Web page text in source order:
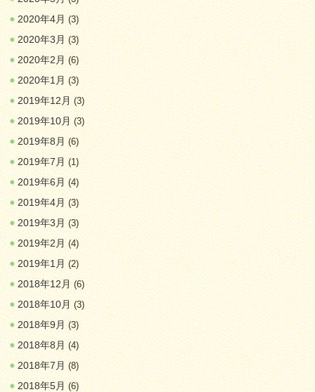
2020年4月(3)
2020年3月(3)
2020年2月(6)
2020年1月(3)
2019年12月(3)
2019年10月(3)
2019年8月(6)
2019年7月(1)
2019年6月(4)
2019年4月(3)
2019年3月(3)
2019年2月(4)
2019年1月(2)
2018年12月(6)
2018年10月(3)
2018年9月(3)
2018年8月(4)
2018年7月(8)
2018年5月(6)